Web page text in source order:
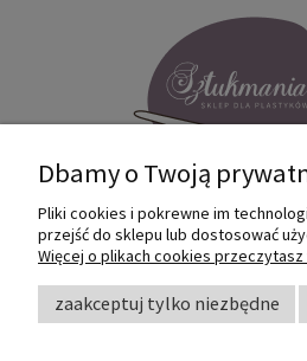
Internetowy sklep dla
małych i dużych artystów.
Dbamy o Twoją
Pliki cookies i pokrewne im
przejść do sklepu lub dostosować
Więcej o plikach cookies
zaakceptuj tylko niezbędne